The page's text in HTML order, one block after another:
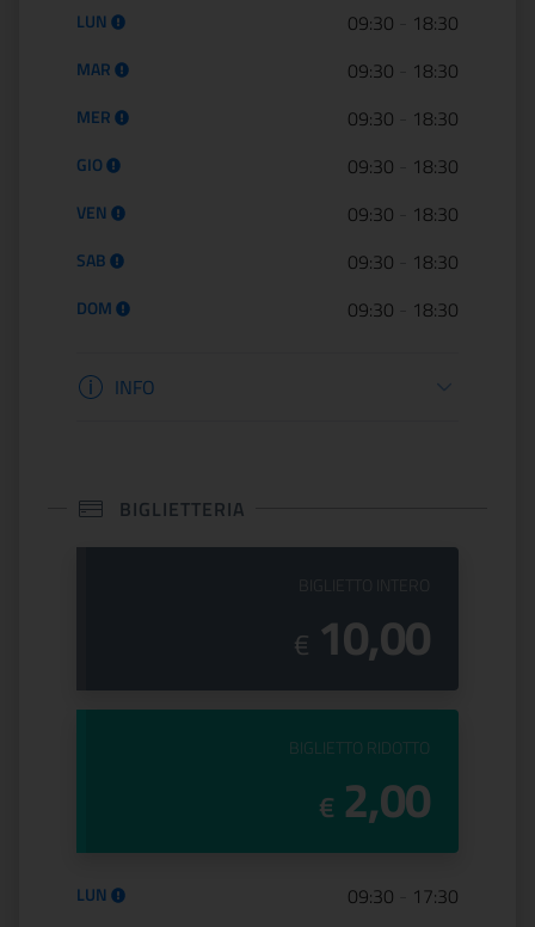
Orario di apertura:
LUN 09:30 18:30
MAR 09:30 18:30
MER 09:30 18:30
GIO 09:30 18:30
VEN 09:30 18:30
SAB 09:30 18:30
DOM 09:30 18:30
Informazioni apertura
INFO
BIGLIETTERIA
€ 10,00
PREZZO DEL
BIGLIETTO RIDOTTO
€ 2,00
Orario di apertura:
LUN 09:30 17:30